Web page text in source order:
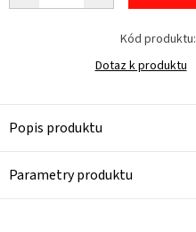
Kód produktu:
Dotaz k produktu
Popis produktu
Parametry produktu